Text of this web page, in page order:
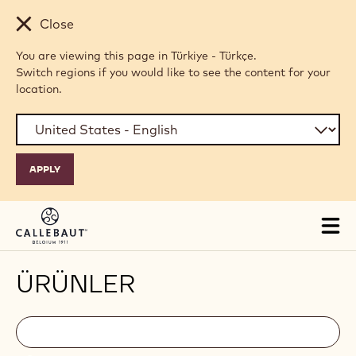
Skip to main content
Close
You are viewing this page in Türkiye - Türkçe.
Switch regions if you would like to see the content for your
location.
ÜRÜNLER
Filters
Filters:
search
Arama